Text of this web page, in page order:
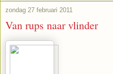
zondag 27 februari 2011
Van rups naar vlinder